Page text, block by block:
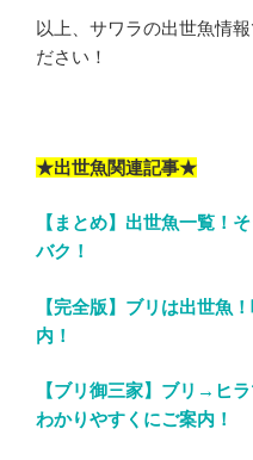
以上、サワラの出世魚情
ださい！
★出世魚関連記事★
【まとめ】出世魚一覧！
バク！
【完全版】ブリは出世魚
内！
【ブリ御三家】ブリ→ヒ
わかりやすくにご案内！